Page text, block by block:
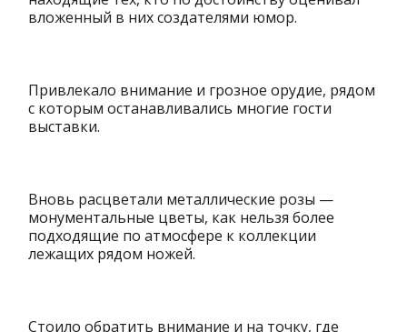
вложенный в них создателями юмор.
Привлекало внимание и грозное орудие, рядом
с которым останавливались многие гости
выставки.
Вновь расцветали металлические розы —
монументальные цветы, как нельзя более
подходящие по атмосфере к коллекции
лежащих рядом ножей.
Стоило обратить внимание и на точку, где